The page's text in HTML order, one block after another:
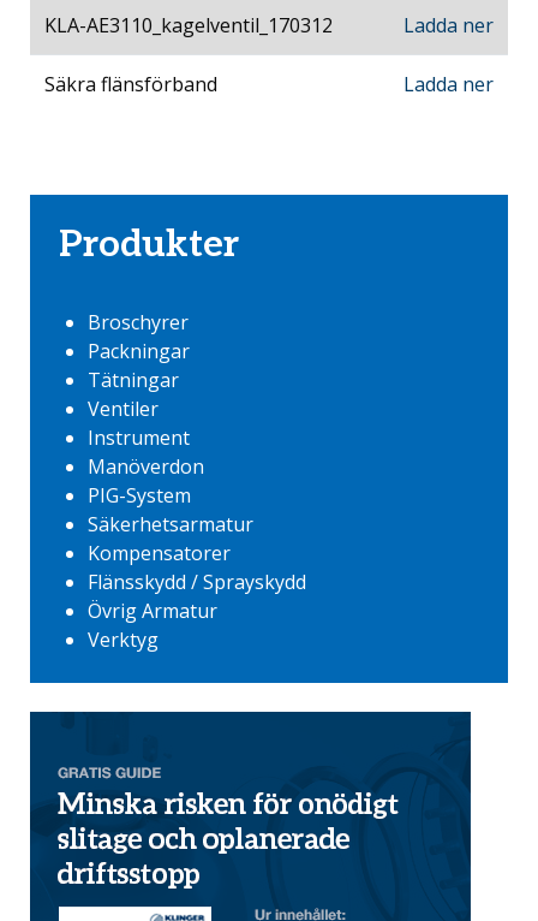
KLA-AE3110_kagelventil_170312 Ladda ner
Säkra flänsförband Ladda ner
Produkter
Broschyrer
Packningar
Tätningar
Ventiler
Instrument
Manöverdon
PIG-System
Säkerhetsarmatur
Kompensatorer
Flänsskydd / Sprayskydd
Övrig Armatur
Verktyg